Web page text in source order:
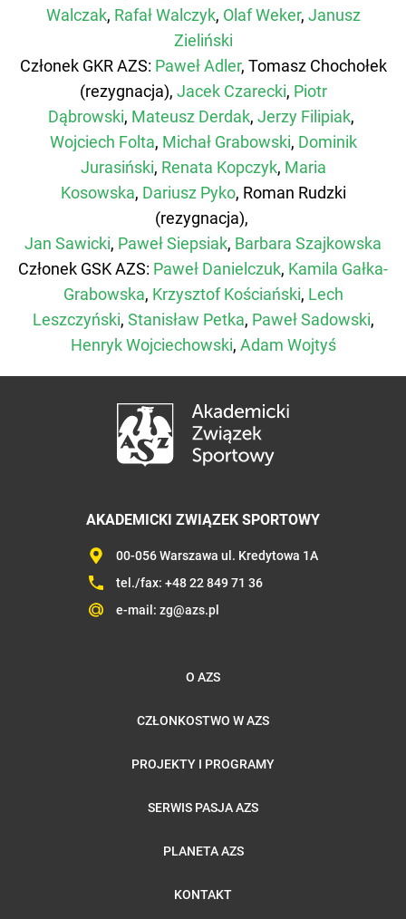
Walczak, Rafał Walczyk, Olaf Weker, Janusz
Zieliński
Członek GKR AZS: Paweł Adler, Tomasz Chochołek
(rezygnacja), Jacek Czarecki, Piotr
Dąbrowski, Mateusz Derdak, Jerzy Filipiak,
Wojciech Folta, Michał Grabowski, Dominik
Jurasiński, Renata Kopczyk, Maria
Kosowska, Dariusz Pyko, Roman Rudzki
(rezygnacja),
Jan Sawicki, Paweł Siepsiak, Barbara Szajkowska
Członek GSK AZS: Paweł Danielczuk, Kamila Gałka-
Grabowska, Krzysztof Kościański, Lech
Leszczyński, Stanisław Petka, Paweł Sadowski,
Henryk Wojciechowski, Adam Wojtyś
AKADEMICKI ZWIĄZEK SPORTOWY
00-056 Warszawa ul. Kredytowa 1A
tel./fax: +48 22 849 71 36
e-mail: zg@azs.pl
O AZS
CZŁONKOSTWO W AZS
PROJEKTY I PROGRAMY
SERWIS PASJA AZS
PLANETA AZS
KONTAKT